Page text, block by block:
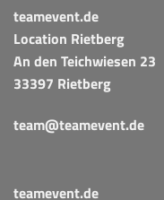
teamevent.de
Location Rietberg
An den Teichwiesen 23
33397 Rietberg
team@teamevent.de
teamevent.de